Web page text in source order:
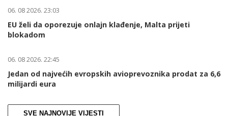
06. 08 2026. 23:03
EU želi da oporezuje onlajn klađenje, Malta prijeti
blokadom
06. 08 2026. 22:45
Jedan od najvećih evropskih avioprevoznika prodat za 6,6
milijardi eura
SVE NAJNOVIJE VIJESTI